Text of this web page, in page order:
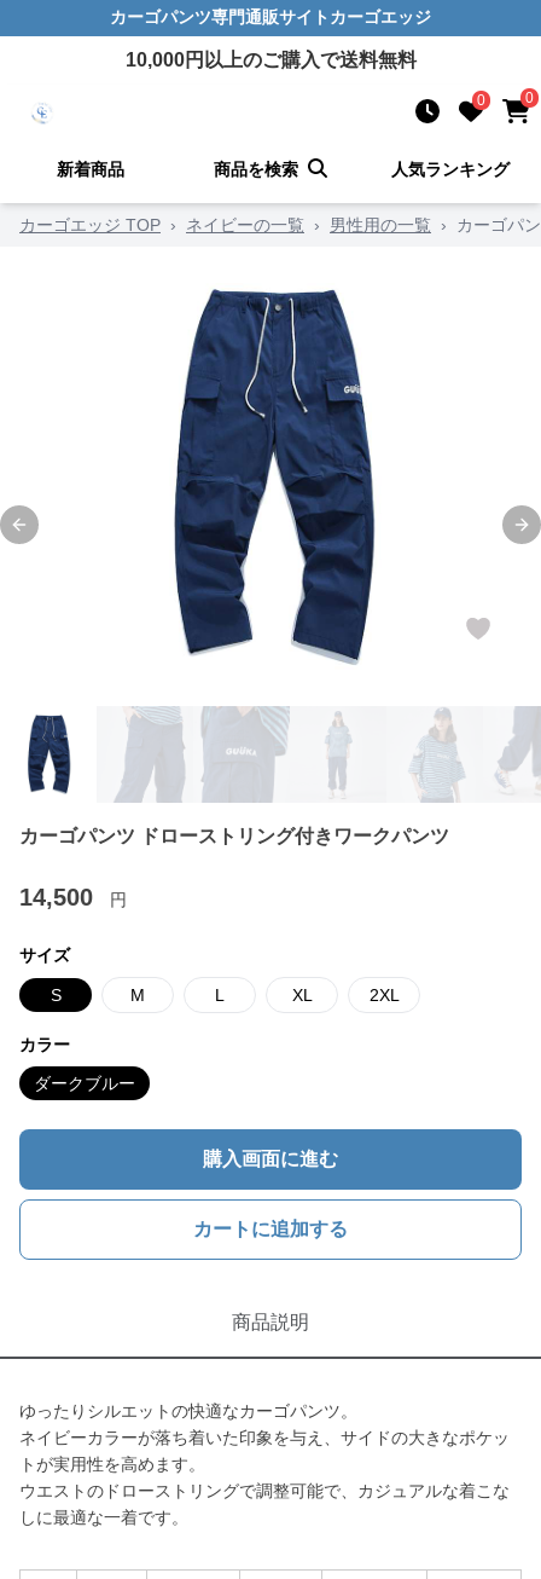
カーゴパンツ専門通販サイト カーゴエッジ
10,000円以上のご購入で送料無料
0 0
新着商品 商品を検索 人気ランキング
カーゴエッジ TOP › ネイビーの一覧 › 男性用の一覧 › カーゴパ
Previous slide
カーゴパンツ ドローストリング付きワークパンツ
14,500 円
サイズ
S M L XL 2XL
カラー
ダークブルー
購入画面に進む
カートに追加する
商品説明
ゆったりシルエットの快適なカーゴパンツ。
ネイビーカラーが落ち着いた印象を与え、サイドの大きなポケッ
トが実用性を高めます。
ウエストのドローストリングで調整可能で、カジュアルな着こな
しに最適な一着です。